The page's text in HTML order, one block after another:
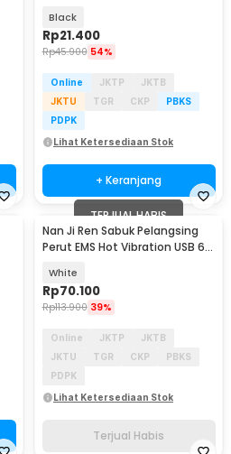
Black
Rp21.400
Rp45.900 54%
Online JKTP
JKTB
JKTU
TGR CKP
PBKS
PDPK
Lihat Ketersediaan Stok
+ Keranjang
TERJUAL HABIS
Nan Ji Ren Sabuk Pelangsing
Perut EMS Hot Vibration USB 6
White
Rp70.100
Rp113.900 39%
Online JKTP
JKTB
JKTU
TGR CKP
PBKS
PDPK
Lihat Ketersediaan Stok
Terjual Habis